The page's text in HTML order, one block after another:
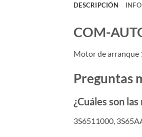
DESCRIPCIÓN
COM-
Motor de arranque
Preguntas
¿Cuáles son
3S6511000,